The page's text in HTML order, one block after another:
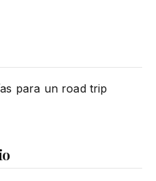
para un road trip